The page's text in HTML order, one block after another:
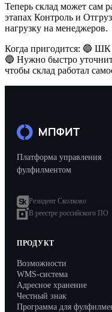
Теперь склад может сам
этапах Контроль и
нагрузку на менеджеров.
Когда пригодится: 🔵
🔵 Нужно быстро
чтобы склад работал
Платформа управления
фулфилментом
Резидент Сколково
В реестре российского ПО
ПРОДУКТ
Возможности
WMS-система
Адресное хранение
Честный знак
Программа для